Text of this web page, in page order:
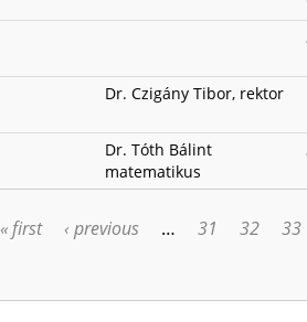
Dr. Czigány Tibor, rektor
Dr. Tóth Bálint
matematikus
« first ‹ previous … 31 32 33